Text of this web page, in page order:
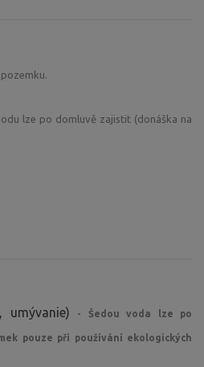
lze po domluvě zajistit (donáška na
umývanie) - Šedou voda lze po
pouze při používání ekologických